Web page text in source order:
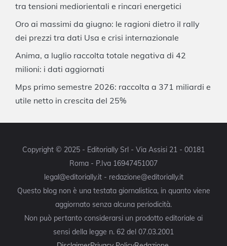
tra tensioni mediorientali e rincari energetici
Oro ai massimi da giugno: le ragioni dietro il rally
dei prezzi tra dati Usa e crisi internazionale
Anima, a luglio raccolta totale negativa di 42
milioni: i dati aggiornati
Mps primo semestre 2026: raccolta a 371 miliardi e
utile netto in crescita del 25%
Copyright © 2025 - Editorially Srl - Via Assisi 21 - 00181
Roma - P.Iva 16947451007
legal@editorially.it - redazione@editorially.it
Questo blog non è una testata giornalistica, in quanto viene
aggiornato senza alcuna periodicità.
Non può pertanto considerarsi un prodotto editoriale ai
sensi della legge n. 62 del 07.03.2001